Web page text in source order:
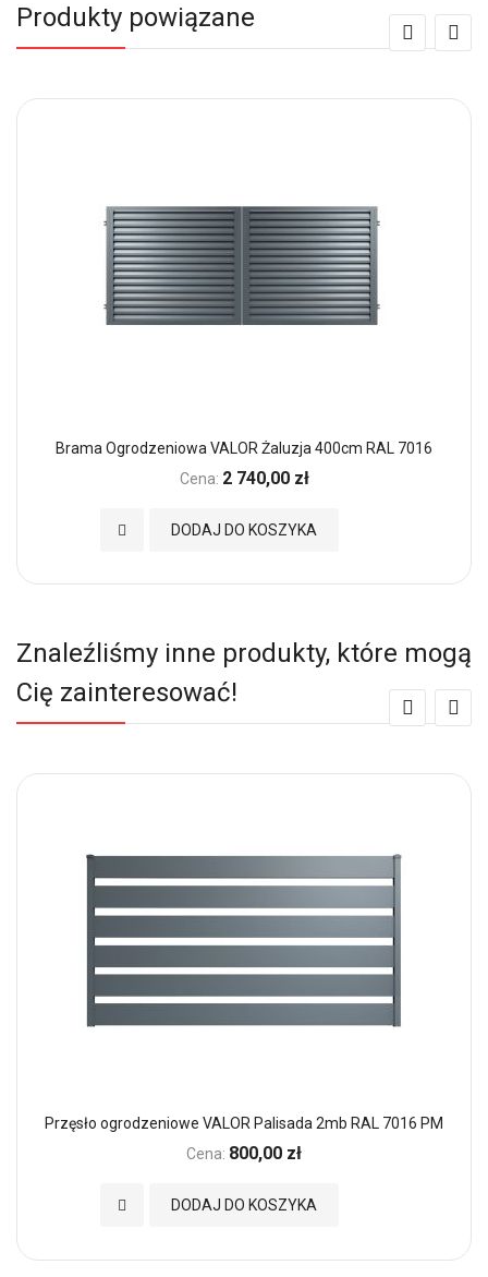
Produkty powiązane
Brama Ogrodzeniowa VALOR Żaluzja 400cm RAL 7016
Cena: 2 740,00 zł
DODAJ DO KOSZYKA
Dodaj do Ulubionych
Znaleźliśmy inne produkty, które mogą
Cię zainteresować!
Przęsło ogrodzeniowe VALOR Palisada 2mb RAL 7016 PM
Cena: 800,00 zł
DODAJ DO KOSZYKA
Dodaj do Ulubionych